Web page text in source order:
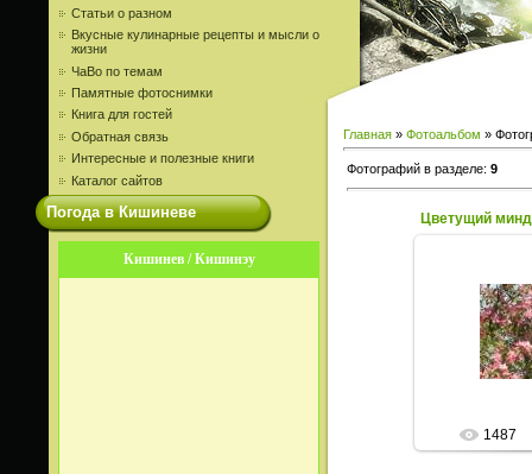
Статьи о разном
Вкусные кулинарные рецепты и мысли о
жизни
ЧаВо по темам
Памятные фотоснимки
Книга для гостей
Обратная связь
Интересные и полезные книги
Каталог сайтов
Погода в Кишиневе
Кишинев / Кишинэу
Главная » Фотоальбом »
Фотографий в разделе: 9
Цветущий
Цветущий
1487